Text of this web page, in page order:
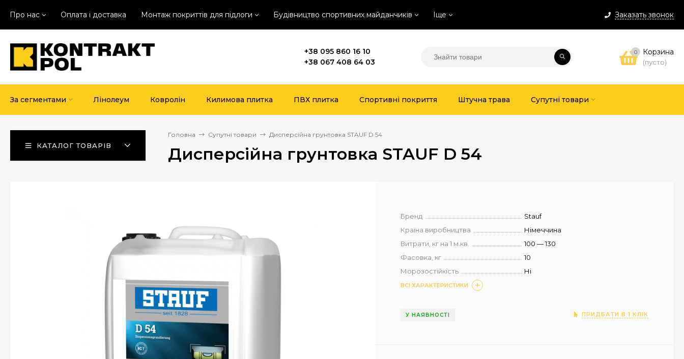
Заказать звонок
Про нас Оплата і доставка Монтаж покриттів для підлоги Будівництво спортивних майданчиків Іще
+38 095 860 16 10
+38 067 408 64 03
0 Корзина
(пусто)
За сегментами Лінолеум Ковролін Килимова плитка ПВХ плитка Спортивні покриття Штучна трава Супутні товари
КАТАЛОГ ТОВАРІВ
Головна Супутні товари Дисперсійна грунтовка STAUF D 54
Дисперсійна грунтовка STAUF D 54
Бренд
Stauf
Країна виробництва
Німеччина
Витрати, кг на 1 м.кв.
100 — 130
Фасовка, кг
10
Морозостійкість
Ні
ВСІ ХАРАКТЕРИСТИКИ
У НАЯВНОСТІ ПРИДБАТИ В 1 КЛІК